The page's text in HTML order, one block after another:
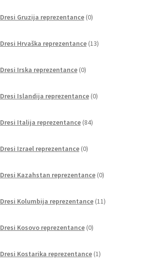
Dresi Gruzija reprezentance 0izdelkov
Dresi Hrvaška reprezentance 13izdelkov
Dresi Irska reprezentance 0izdelkov
Dresi Islandija reprezentance 0izdelkov
Dresi Italija reprezentance 84izdelkov
Dresi Izrael reprezentance 0izdelkov
Dresi Kazahstan reprezentance 0izdelkov
Dresi Kolumbija reprezentance 11izdelkov
Dresi Kosovo reprezentance 0izdelkov
Dresi Kostarika reprezentance 1izdelek